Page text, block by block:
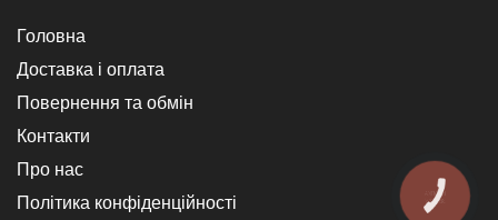
Головна
Доставка і оплата
Повернення та обмін
Контакти
Про нас
Політика конфіденційності
КНОПКА
ЗВ'ЯЗКУ